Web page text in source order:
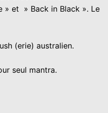
» et » Back in Black ». Le
(erie) australien.
seul mantra.